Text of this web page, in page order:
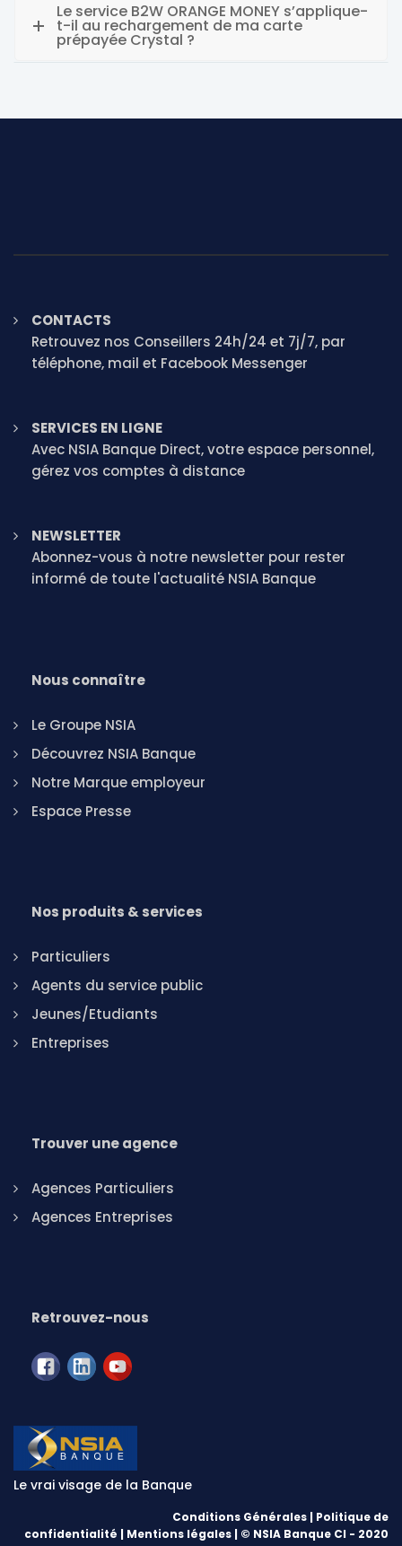
Le service B2W ORANGE MONEY s’applique-
t-il au rechargement de ma carte
prépayée Crystal ?
CONTACTS
Retrouvez nos Conseillers 24h/24 et 7j/7, par
téléphone, mail et Facebook Messenger
SERVICES EN LIGNE
Avec NSIA Banque Direct, votre espace personnel,
gérez vos comptes à distance
NEWSLETTER
Abonnez-vous à notre newsletter pour rester
informé de toute l'actualité NSIA Banque
Nous connaître
Le Groupe NSIA
Découvrez NSIA Banque
Notre Marque employeur
Espace Presse
Nos produits & services
Particuliers
Agents du service public
Jeunes/Etudiants
Entreprises
Trouver une agence
Agences Particuliers
Agences Entreprises
Retrouvez-nous
Le vrai visage de la Banque
Conditions Générales | Politique de
confidentialité | Mentions légales | © NSIA Banque CI - 2020